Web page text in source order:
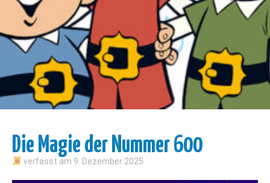
Die Magie der Nummer 600
verfasst am 9. Dezember 2025